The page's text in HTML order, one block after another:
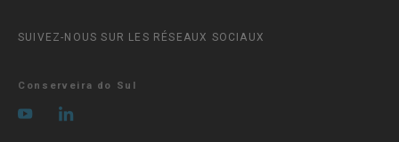
SUIVEZ-NOUS SUR LES RÉSEAUX SOCIAUX
Conserveira do Sul